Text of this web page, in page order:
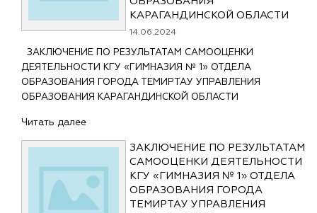
КАРАГАНДИНСКОЙ ОБЛАСТИ
14.06.2024
ЗАКЛЮЧЕНИЕ ПО РЕЗУЛЬТАТАМ САМООЦЕНКИ
ДЕЯТЕЛЬНОСТИ КГУ «ГИМНАЗИЯ № 1» ОТДЕЛА
ОБРАЗОВАНИЯ ГОРОДА ТЕМИРТАУ УПРАВЛЕНИЯ
ОБРАЗОВАНИЯ КАРАГАНДИНСКОЙ ОБЛАСТИ
Читать далее
ЗАКЛЮЧЕНИЕ ПО РЕЗУЛЬТАТАМ
САМООЦЕНКИ ДЕЯТЕЛЬНОСТИ
КГУ «ГИМНАЗИЯ № 1» ОТДЕЛА
ОБРАЗОВАНИЯ ГОРОДА
ТЕМИРТАУ УПРАВЛЕНИЯ